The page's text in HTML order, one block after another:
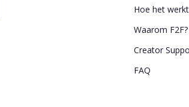
Hoe het werkt
Waarom F2F?
Creator
FAQ